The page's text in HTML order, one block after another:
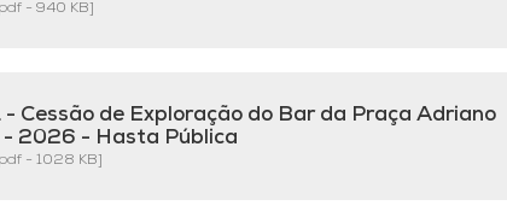
- 940 KB]
- Cessão de Exploração do Bar da Praça Adriano
- 2026 - Hasta Pública
- 1028 KB]